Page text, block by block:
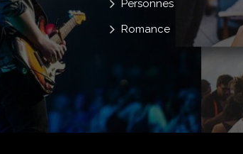
Personnes
Romance